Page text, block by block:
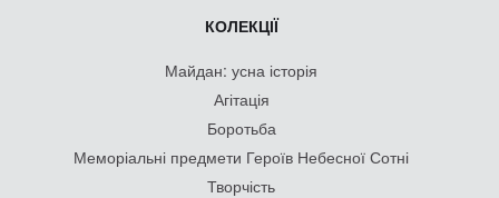
КОЛЕКЦІЇ
Майдан: усна історія
Агітація
Боротьба
Меморіальні предмети Героїв Небесної Сотні
Творчість